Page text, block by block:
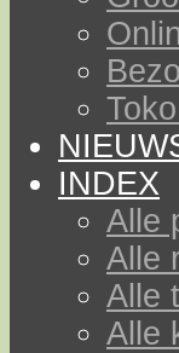
INDEX
Alle
Alle
Alle
Alle